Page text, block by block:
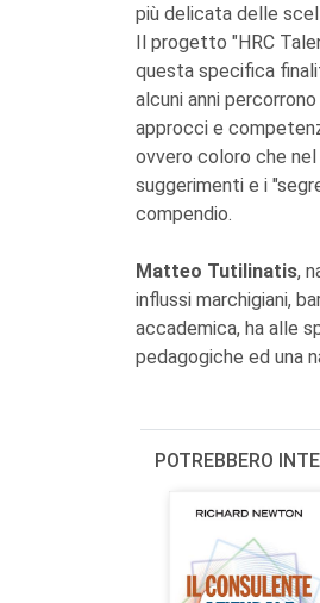
più delicata delle
Il progetto "HRC
questa specifica
alcuni anni
approcci e
ovvero coloro che nel
suggerimenti e i
compendio.
Matteo Tutilinatis,
influssi marchigiani,
accademica, ha alle
pedagogiche ed una
POTREBBERO